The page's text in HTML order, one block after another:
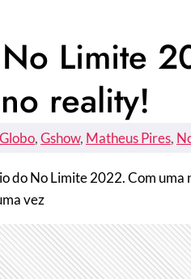
Limite
reality!
Globo, Gshow, Matheus Pires,
do No Limite 2022. Com
vez